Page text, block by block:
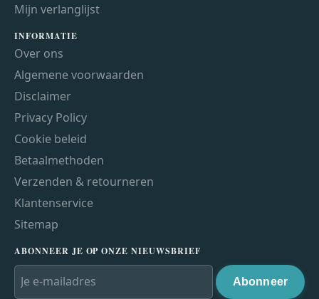
Mijn verlanglijst
INFORMATIE
Over ons
Algemene voorwaarden
Disclaimer
Privacy Policy
Cookie beleid
Betaalmethoden
Verzenden & retourneren
Klantenservice
Sitemap
ABONNEER JE OP ONZE NIEUWSBRIEF
Abonneer